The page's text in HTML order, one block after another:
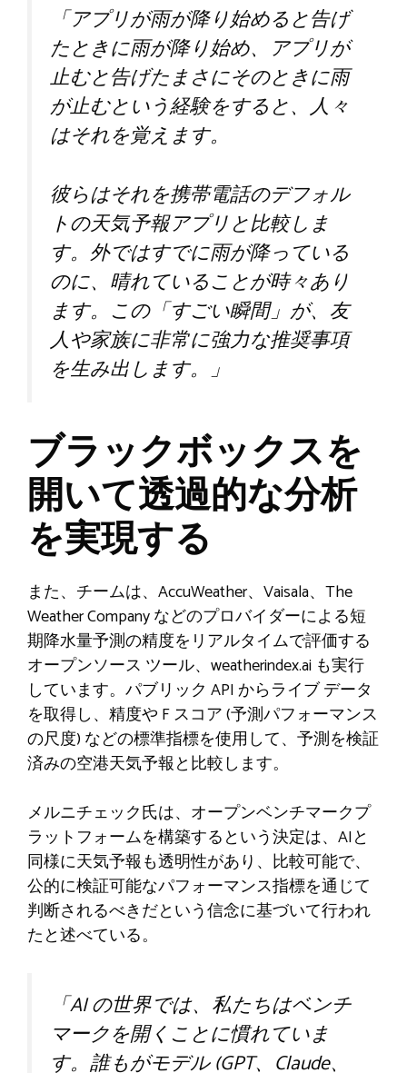
「アプリが雨が降り始めると告げ
たときに雨が降り始め、アプリが
止むと告げたまさにそのときに雨
が止むという経験をすると、人々
はそれを覚えます。
彼らはそれを携帯電話のデフォル
トの天気予報アプリと比較しま
す。外ではすでに雨が降っている
のに、晴れていることが時々あり
ます。この「すごい瞬間」が、友
人や家族に非常に強力な推奨事項
を生み出します。」
ブラックボックスを
開いて透過的な分析
を実現する
また、チームは、AccuWeather、Vaisala、The
Weather Company などのプロバイダーによる短
期降水量予測の精度をリアルタイムで評価する
オープンソース ツール、weatherindex.ai も実行
しています。パブリック API からライブ データ
を取得し、精度や F スコア (予測パフォーマンス
の尺度) などの標準指標を使用して、予測を検証
済みの空港天気予報と比較します。
メルニチェック氏は、オープンベンチマークプ
ラットフォームを構築するという決定は、AIと
同様に天気予報も透明性があり、比較可能で、
公的に検証可能なパフォーマンス指標を通じて
判断されるべきだという信念に基づいて行われ
たと述べている。
「AI の世界では、私たちはベンチ
マークを開くことに慣れていま
す。誰もがモデル (GPT、Claude、